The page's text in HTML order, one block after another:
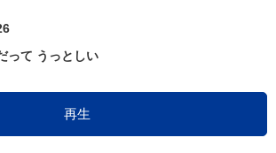
あるご質問
の新曲・ランキングなど
ラオケ最新情報をチェック！
って うっとしい
再生